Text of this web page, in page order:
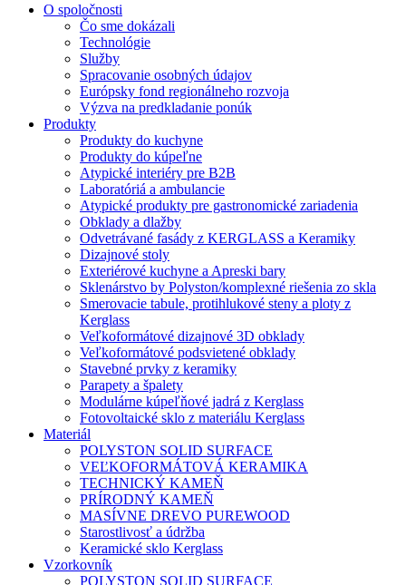
O spoločnosti
Čo sme dokázali
Technológie
Služby
Spracovanie osobných údajov
Európsky fond regionálneho rozvoja
Výzva na predkladanie ponúk
Produkty
Produkty do kuchyne
Produkty do kúpeľne
Atypické interiéry pre B2B
Laboratóriá a ambulancie
Atypické produkty pre gastronomické zariadenia
Obklady a dlažby
Odvetrávané fasády z KERGLASS a Keramiky
Dizajnové stoly
Exteriérové kuchyne a Apreski bary
Sklenárstvo by Polyston/komplexné riešenia zo skla
Smerovacie tabule, protihlukové steny a ploty z
Kerglass
Veľkoformátové dizajnové 3D obklady
Veľkoformátové podsvietené obklady
Stavebné prvky z keramiky
Parapety a špalety
Modulárne kúpeľňové jadrá z Kerglass
Fotovoltaické sklo z materiálu Kerglass
Materiál
POLYSTON SOLID SURFACE
VEĽKOFORMÁTOVÁ KERAMIKA
TECHNICKÝ KAMEŇ
PRÍRODNÝ KAMEŇ
MASÍVNE DREVO PUREWOOD
Starostlivosť a údržba
Keramické sklo Kerglass
Vzorkovník
POLYSTON SOLID SURFACE